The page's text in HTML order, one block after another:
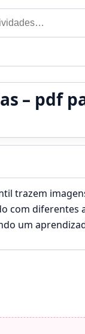
– pdf
trazem
com diferentes
um